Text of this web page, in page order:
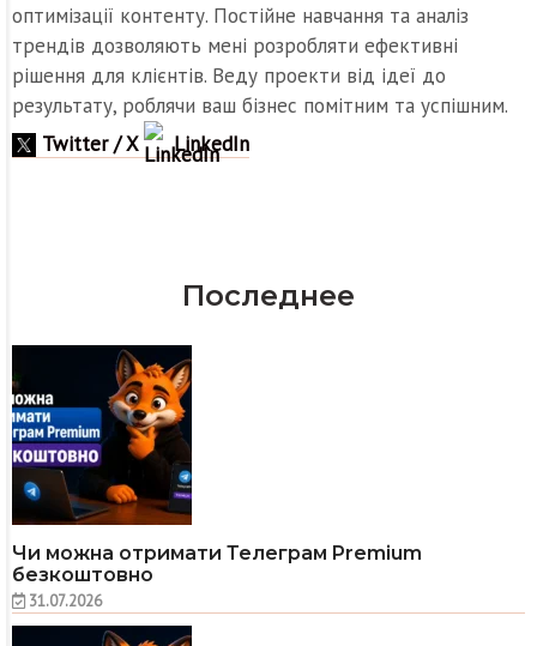
оптимізації контенту. Постійне навчання та аналіз
трендів дозволяють мені розробляти ефективні
рішення для клієнтів. Веду проекти від ідеї до
результату, роблячи ваш бізнес помітним та успішним.
Twitter / X
LinkedIn
Последнее
Чи можна отримати Телеграм Premium
безкоштовно
31.07.2026